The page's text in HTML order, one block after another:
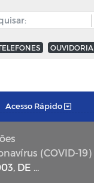
OUVIDORIA
Acesso Rápido
(COVID-19)
DE 2021.